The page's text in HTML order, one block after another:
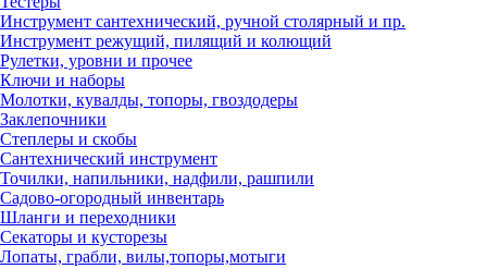
Инструмент сантехнический, ручной столярный и пр.
Инструмент режущий, пилящий и колющий
Рулетки, уровни и прочее
Ключи и наборы
Молотки, кувалды, топоры, гвоздодеры
Заклепочники
Степлеры и скобы
Сантехнический инструмент
Точилки, напильники, надфили, рашпили
Садово-огородный инвентарь
Шланги и переходники
Секаторы и кусторезы
Лопаты, грабли, вилы,топоры,мотыги